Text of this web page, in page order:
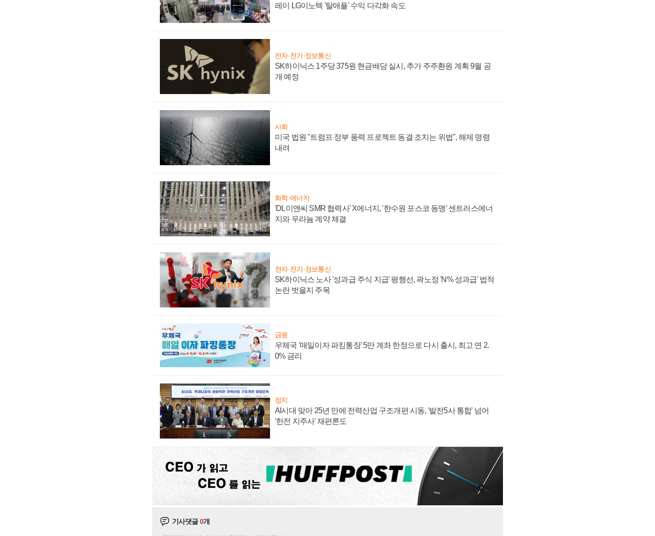
레이 LG이노텍 '탈애플' 수익 다각화 속도
전자·전기·정보통신
SK하이닉스 1주당 375원 현금배당 실시, 추가 주주환원 계획 9월 공
개 예정
사회
미국 법원 "트럼프 정부 풍력 프로젝트 동결 조치는 위법", 해제 명령
내려
화학·에너지
'DL이앤씨 SMR 협력사' X에너지, '한수원 포스코 동맹' 센트러스에너
지와 우라늄 계약 체결
전자·전기·정보통신
SK하이닉스 노사 '성과급 주식 지급' 평행선, 곽노정 'N% 성과급' 법적
논란 벗을지 주목
금융
우체국 '매일이자 파킹통장' 5만 계좌 한정으로 다시 출시, 최고 연 2.
0% 금리
정치
AI시대 맞아 25년 만에 전력산업 구조개편 시동, '발전5사 통합' 넘어
'한전 지주사' 재편론도
기사댓글0개